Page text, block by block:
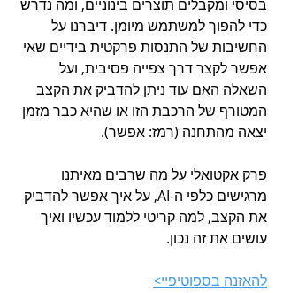
בסיסי ומקבלים תוצרים בינוניים, ומה נדרש
כדי להפוך למשתמש מיומן. דיברנו על
החשיבות של התנסות פרקטית בידיים שאי
אפשר לקצר דרך צפייה פסיבית, ועל
השאלה האם עוד ניתן להדביק את הקצב
המטורף של הרכבת הזו או שהיא כבר מזמן
יצאה מהתחנה (רמז: אפשר).
פרק אקטואלי על מה שרבים מאיתנו
מרגישים כלפי ה-AI, על איך אפשר להדביק
את הקצב, למה קריטי ללמוד עכשיו ואיך
עושים את זה נכון.
להאזנה בספוטיפיי>